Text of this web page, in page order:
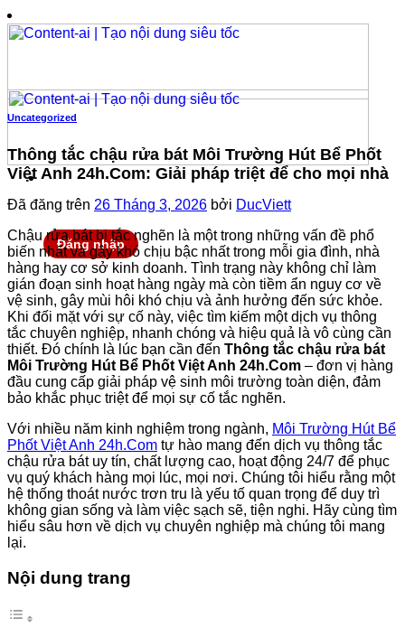
đến
Đăng nhập
Uncategorized
Thông tắc chậu rửa bát Môi Trường Hút Bể Phốt
Việt Anh 24h.Com: Giải pháp triệt để cho mọi nhà
Đã đăng trên 26 Tháng 3, 2026 bởi DucViett
Chậu rửa bát bị tắc nghẽn là một trong những vấn đề phổ
biến nhất và gây khó chịu bậc nhất trong mỗi gia đình, nhà
hàng hay cơ sở kinh doanh. Tình trạng này không chỉ làm
gián đoạn sinh hoạt hàng ngày mà còn tiềm ẩn nguy cơ về
vệ sinh, gây mùi hôi khó chịu và ảnh hưởng đến sức khỏe.
Khi đối mặt với sự cố này, việc tìm kiếm một dịch vụ thông
tắc chuyên nghiệp, nhanh chóng và hiệu quả là vô cùng cần
thiết. Đó chính là lúc bạn cần đến Thông tắc chậu rửa bát
Môi Trường Hút Bể Phốt Việt Anh 24h.Com – đơn vị hàng
đầu cung cấp giải pháp vệ sinh môi trường toàn diện, đảm
bảo khắc phục triệt để mọi sự cố tắc nghẽn.
Với nhiều năm kinh nghiệm trong ngành, Môi Trường Hút Bể
Phốt Việt Anh 24h.Com tự hào mang đến dịch vụ thông tắc
chậu rửa bát uy tín, chất lượng cao, hoạt động 24/7 để phục
vụ quý khách hàng mọi lúc, mọi nơi. Chúng tôi hiểu rằng một
hệ thống thoát nước trơn tru là yếu tố quan trọng để duy trì
không gian sống và làm việc sạch sẽ, tiện nghi. Hãy cùng tìm
hiểu sâu hơn về dịch vụ chuyên nghiệp mà chúng tôi mang
lại.
Nội dung trang